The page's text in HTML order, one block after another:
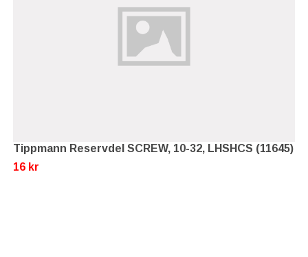
Tippmann Reservdel SCREW, 10-32, LHSHCS (11645)
16 kr